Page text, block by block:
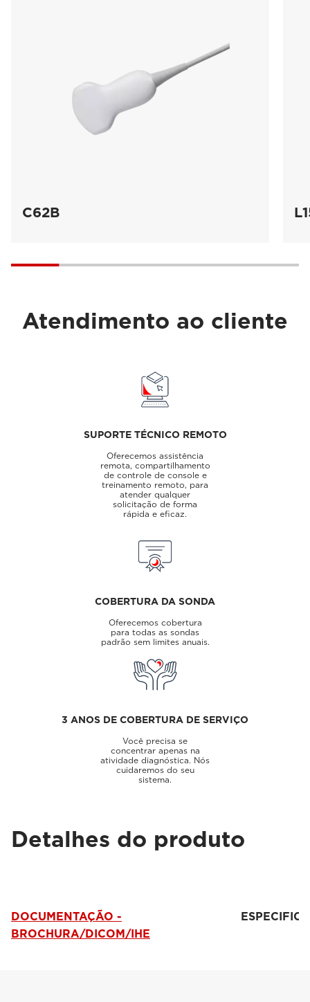
C62B
Atendimento ao cliente
SUPORTE TÉCNICO REMOTO
Oferecemos assistência
remota, compartilhamento
de controle de console e
treinamento remoto, para
atender qualquer
solicitação de forma
rápida e eficaz.
COBERTURA DA SONDA
Oferecemos cobertura
para todas as sondas
padrão sem limites anuais.
3 ANOS DE COBERTURA DE SERVIÇO
Você precisa se
concentrar apenas na
atividade diagnóstica. Nós
cuidaremos do seu
sistema.
Detalhes do produto
DOCUMENTAÇÃO -
BROCHURA/DICOM/IHE